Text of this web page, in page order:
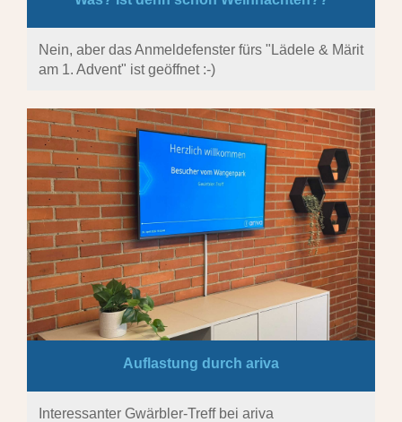
Nein, aber das Anmeldefenster fürs "Lädele & Märit
am 1. Advent" ist geöffnet :-)
Auflastung durch ariva
Interessanter Gwärbler-Treff bei ariva